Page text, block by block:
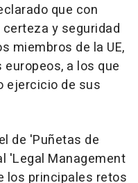
que con
y seguridad
miembros de la UE,
a los que
ejercicio de sus
de 'Puñetas de
'Legal Management
los principales retos